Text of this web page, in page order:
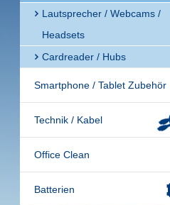
Lautsprecher / Webcams /
Headsets
Cardreader / Hubs
Smartphone / Tablet Zubehör
Technik / Kabel
Office Clean
Batterien